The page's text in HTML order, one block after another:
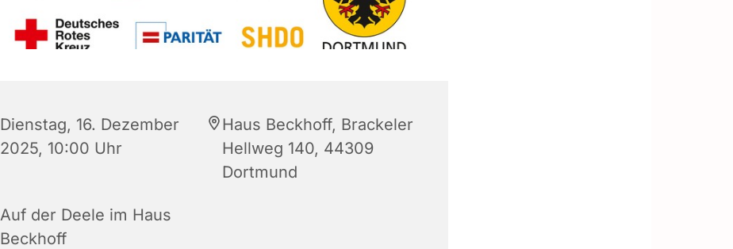
Dienstag, 16. Dezember
2025, 10:00 Uhr
Haus Beckhoff, Brackeler
Hellweg 140, 44309
Dortmund
Auf der Deele im Haus
Beckhoff